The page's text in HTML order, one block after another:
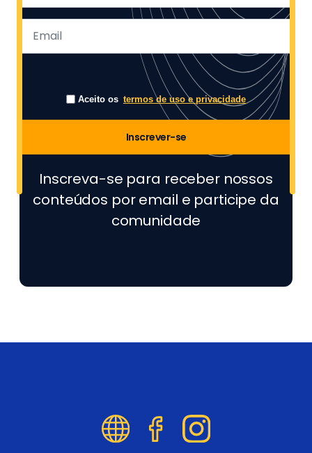
Aceito os termos de uso e privacidade
Inscrever-se
Inscreva-se para receber nossos
conteúdos por email e participe da
comunidade